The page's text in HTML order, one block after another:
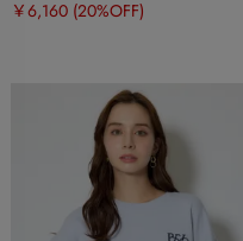
￥6,160 (20%OFF)